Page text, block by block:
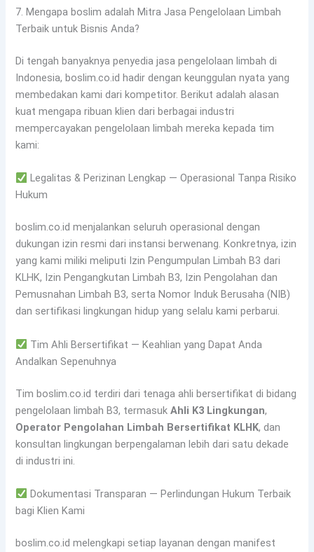
7. Mengapa boslim adalah Mitra Jasa Pengelolaan Limbah
Terbaik untuk Bisnis Anda?
Di tengah banyaknya penyedia jasa pengelolaan limbah di
Indonesia, boslim.co.id hadir dengan keunggulan nyata yang
membedakan kami dari kompetitor. Berikut adalah alasan
kuat mengapa ribuan klien dari berbagai industri
mempercayakan pengelolaan limbah mereka kepada tim
kami:
Legalitas & Perizinan Lengkap — Operasional Tanpa Risiko
Hukum
boslim.co.id menjalankan seluruh operasional dengan
dukungan izin resmi dari instansi berwenang. Konkretnya, izin
yang kami miliki meliputi Izin Pengumpulan Limbah B3 dari
KLHK, Izin Pengangkutan Limbah B3, Izin Pengolahan dan
Pemusnahan Limbah B3, serta Nomor Induk Berusaha (NIB)
dan sertifikasi lingkungan hidup yang selalu kami perbarui.
Tim Ahli Bersertifikat — Keahlian yang Dapat Anda
Andalkan Sepenuhnya
Tim boslim.co.id terdiri dari tenaga ahli bersertifikat di bidang
pengelolaan limbah B3, termasukAhli K3 Lingkungan,
Operator Pengolahan Limbah Bersertifikat KLHK, dan
konsultan lingkungan berpengalaman lebih dari satu dekade
di industri ini.
Dokumentasi Transparan — Perlindungan Hukum Terbaik
bagi Klien Kami
boslim.co.id melengkapi setiap layanan dengan manifest